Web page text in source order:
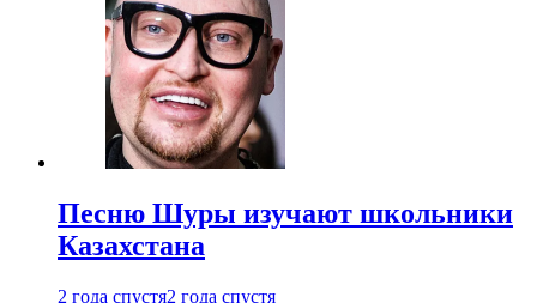
Песню Шуры изучают школьники
Казахстана
2 года спустя2 года спустя